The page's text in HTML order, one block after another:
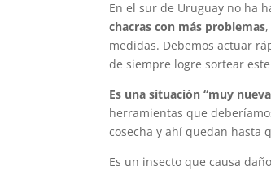
En el sur de Uruguay no ha
chacras con más problemas
medidas. Debemos actuar
de siempre logre sortear este
Es una situación “muy
herramientas que
cosecha y ahí quedan hasta
Es un insecto que causa